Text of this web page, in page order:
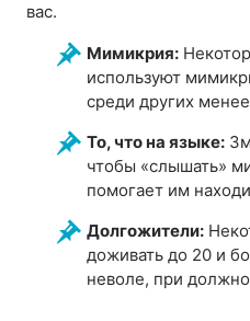
вас.
Мимикрия:
используют
среди других
То, что на языке:
чтобы «слышать»
помогает им
Долгожители:
доживать до 20 и
неволе, при